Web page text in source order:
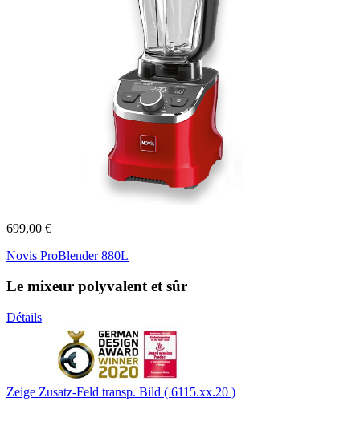
699,00 €
Novis ProBlender 880L
Le mixeur polyvalent et sûr
Détails
Zeige Zusatz-Feld transp. Bild ( 6115.xx.20 )